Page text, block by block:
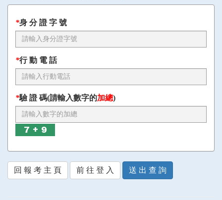
*身 分 證 字 號
*行 動 電 話
*驗 證 碼(請輸入數字的加總)
回 報 考 主 頁 前 往 登 入 送 出 查 詢